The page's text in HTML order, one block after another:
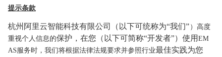
提示条款
杭州阿里云智能科技有限公司（以下可统称为“我们” ）高度
重视个人信息的保护，在您（以下可简称“开发者”）使用 EM
AS服务时，我们将根据法律法规要求并参照行业最佳实践为您